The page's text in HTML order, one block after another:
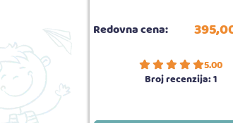
RSD Redovna cena: 395,
5.00
Broj recenzija:1